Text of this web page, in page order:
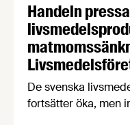
Handeln
De svenska
fortsätter öka, men